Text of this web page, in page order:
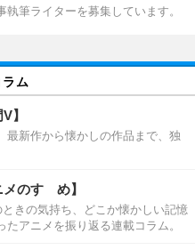
筆ライターを募集しています。
ム
】
最新作から懐かしの作品まで、独
のすゝめ】
ときの気持ち、どこか懐かしい記憶
アニメを振り返る連載コラム。